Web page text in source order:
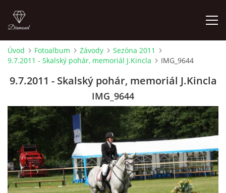
ÚVOD
KONTAKT
SLUŽBY
JEŽDĚNÍ PRO VEŘEJNOST
Úvod Fotoalbum Závody
Sezóna 2011
9.7.2011 - Skalský pohár, memoriál J.Kincla
IMG_9644
9.7.2011 - Skalský pohár, memoriál J.Kincla
IMG_9644